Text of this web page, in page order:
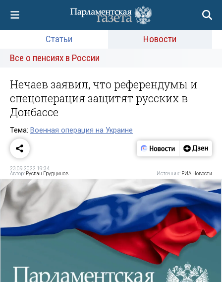
Статьи
Новости
Все о пенсиях в России
Нечаев заявил, что референдумы и
спецоперация защитят русских в
Донбассе
Тема: Военная операция на Украине
23.09.2022 19:34
Автор: Руслан Грудцинов Источник: РИА Новости